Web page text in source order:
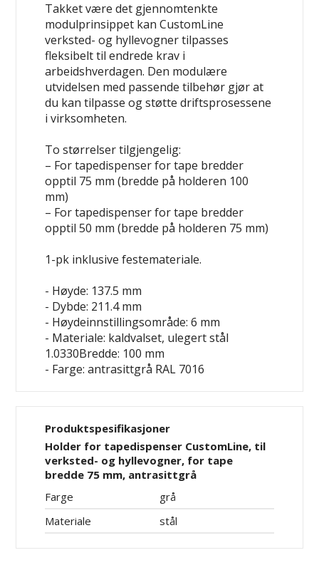
Takket være det gjennomtenkte
modulprinsippet kan CustomLine
verksted- og hyllevogner tilpasses
fleksibelt til endrede krav i
arbeidshverdagen. Den modulære
utvidelsen med passende tilbehør gjør at
du kan tilpasse og støtte driftsprosessene
i virksomheten.
To størrelser tilgjengelig:
– For tapedispenser for tape bredder
opptil 75 mm (bredde på holderen 100
mm)
– For tapedispenser for tape bredder
opptil 50 mm (bredde på holderen 75 mm)
1-pk inklusive festemateriale.
- Høyde: 137.5 mm
- Dybde: 211.4 mm
- Høydeinnstillingsområde: 6 mm
- Materiale: kaldvalset, ulegert stål
1.0330Bredde: 100 mm
- Farge: antrasittgrå RAL 7016
Produktspesifikasjoner
Holder for tapedispenser CustomLine, til
verksted- og hyllevogner, for tape
bredde 75 mm, antrasittgrå
Farge
grå
Materiale
stål